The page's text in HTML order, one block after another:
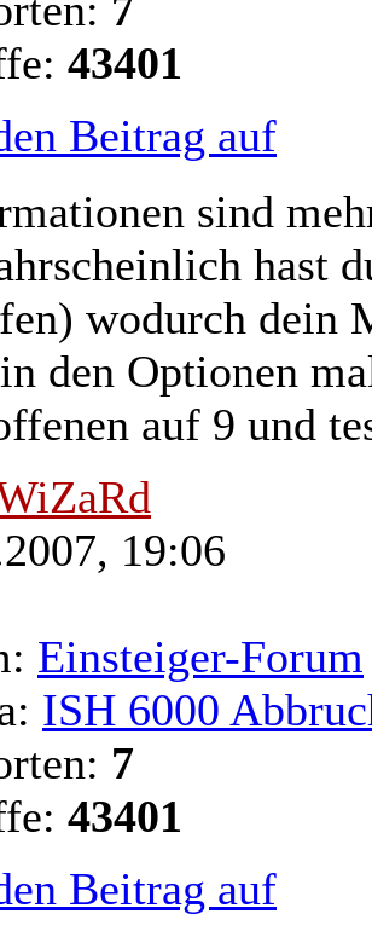
43401
Beitrag auf
sind
hast
wodurch dein
den Optionen
auf 9 und
19:06
Einsteiger-Forum
ISH 6000
7
43401
Beitrag auf